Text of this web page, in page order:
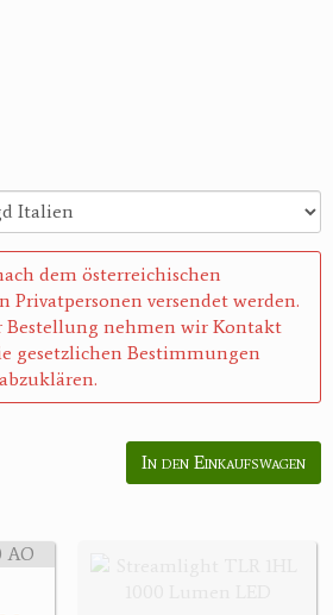
dem österreichischen
Privatpersonen versendet werden.
Bestellung nehmen wir Kontakt
gesetzlichen Bestimmungen
In den Einkaufswagen